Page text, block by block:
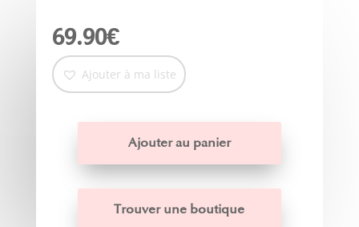
69.90€
Ajouter à ma liste
Ajouter au panier
Trouver une boutique